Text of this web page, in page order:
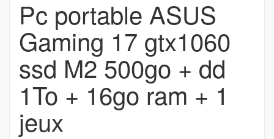
Pc portable ASUS
Gaming 17 gtx1060
ssd M2 500go + dd
1To + 16go ram + 1
jeux